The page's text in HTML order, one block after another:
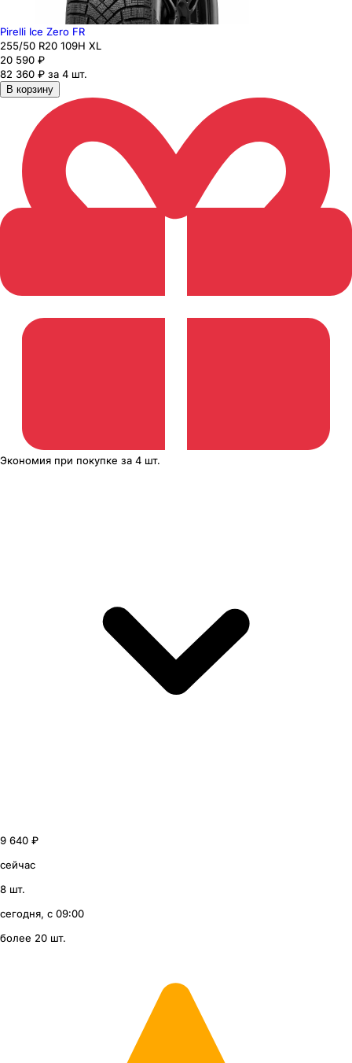
Pirelli Ice Zero FR
255/50 R20 109H XL
20 590 ₽
82 360 ₽ за 4 шт.
В корзину
Экономия при покупке за 4 шт.
9 640 ₽
сейчас
8 шт.
сегодня, с 09:00
более 20 шт.